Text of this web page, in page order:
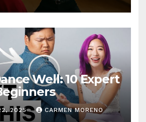
Well: 10 Expert
2025 CARMEN MORENO